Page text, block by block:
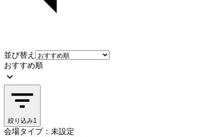
並び替え
おすすめ順
絞り込み1
会場タイプ：未設定